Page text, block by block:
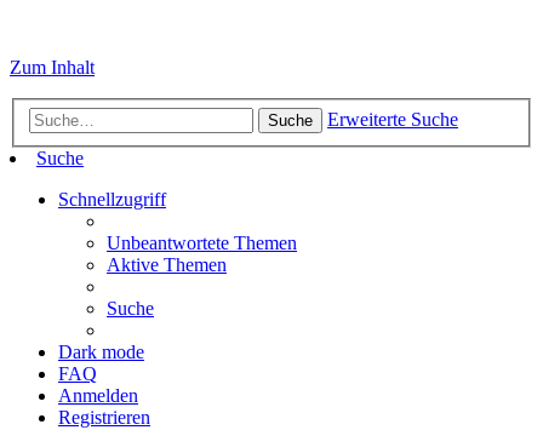
Zum Inhalt
Suche
Erweiterte Suche
Suche
Schnellzugriff
Unbeantwortete Themen
Aktive Themen
Suche
Dark mode
FAQ
Anmelden
Registrieren